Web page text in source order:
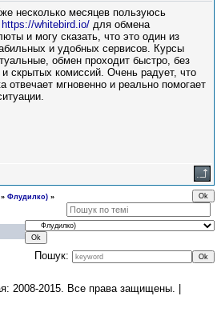
несколько месяцев пользуюсь
https://whitebird.io/ для обмена
и могу сказать, что это один из
и удобных сервисов. Курсы
обмен проходит быстро, без
скрытых комиссий. Очень радует, что
отвечает мгновенно и реально помогает
» Флудилко) »
Пошук:
2008-2015. Все права защищены. |